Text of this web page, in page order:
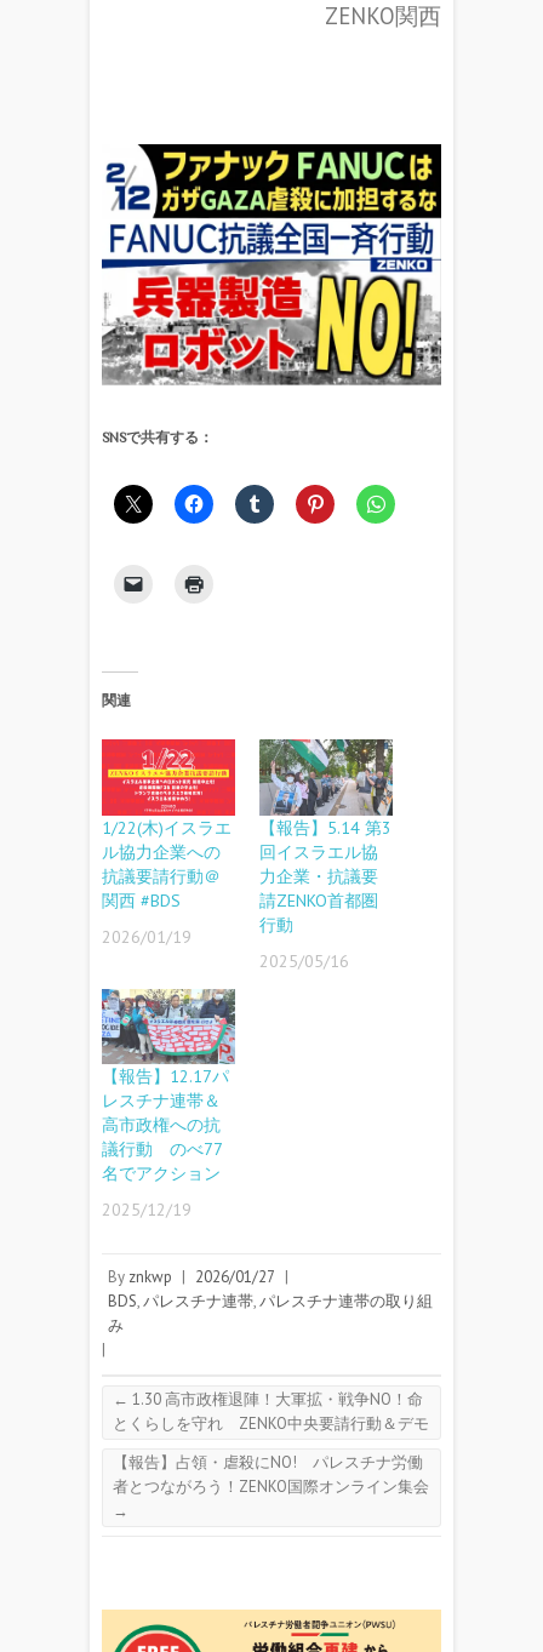
ZENKO関西
SNSで共有する：
関連
1/22(木)イスラエ
ル協力企業への
抗議要請行動＠
関西 #BDS
2026/01/19
【報告】5.14 第3
回イスラエル協
力企業・抗議要
請ZENKO首都圏
行動
2025/05/16
【報告】12.17パ
レスチナ連帯＆
高市政権への抗
議行動 のべ77
名でアクション
2025/12/19
By znkwp 2026/01/27
BDS,パレスチナ連帯,パレスチナ連帯の取り組
み
← 1.30 高市政権退陣！大軍拡・戦争NO！命
とくらしを守れ ZENKO中央要請行動＆デモ
【報告】占領・虐殺にNO! パレスチナ労働
者とつながろう！ZENKO国際オンライン集会
→